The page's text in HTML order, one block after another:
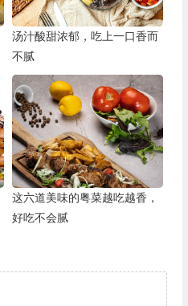
汤汁酸甜浓郁，吃上一口香而
不腻
这六道美味的粤菜越吃越香，
好吃不会腻